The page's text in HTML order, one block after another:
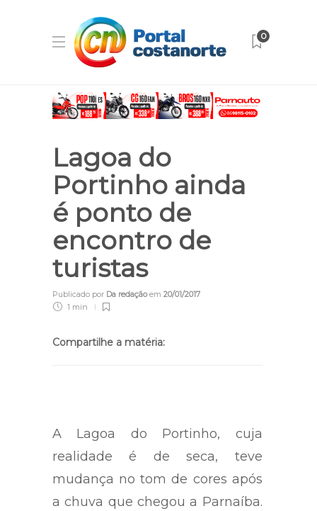
0
Lagoa do
Portinho ainda
é ponto de
encontro de
turistas
Publicado por Da redaçãoem 20/01/2017
1 min
Compartilhe a matéria:
A Lagoa do Portinho, cuja
realidade é de seca, teve
mudança no tom de cores após
a chuva que chegou a Parnaíba.